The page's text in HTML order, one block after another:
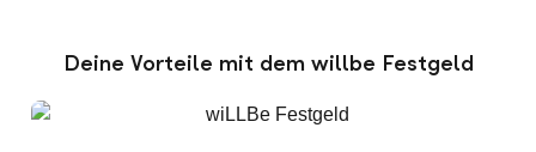
Deine Vorteile mit dem willbe Festgeld